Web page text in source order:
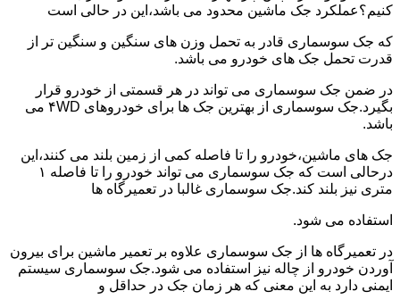
کنیم؟عملکرد جک ماشین محدود می باشد،این در حالی است
که جک سوسماری قادر به تحمل وزن های سنگین و سنگین تر از
قدرت تحمل جک های خودرو می باشد.
در ضمن جک سوسماری می تواند در هر قسمتی از خودرو قرار
بگیرد.جک سوسماری از بهترین جک ها برای خودروهای ۴WD می
باشد.
جک های ماشین،خودرو را تا فاصله کمی از زمین بلند می کنند،این
درحالی است که جک سوسماری می تواند خودرو را تا فاصله ۱
متری نیز بلند کند.جک سوسماری غالبا در تعمیرگاه ها
استفاده می شود.
در تعمیرگاه ها از جک سوسماری علاوه بر تعمیر ماشین برای بیرون
آوردن خودرو از چاله نیز استفاده می شود.جک سوسماری سیستم
ایمنی دارد به این معنی که هر زمان جک در حداقل و